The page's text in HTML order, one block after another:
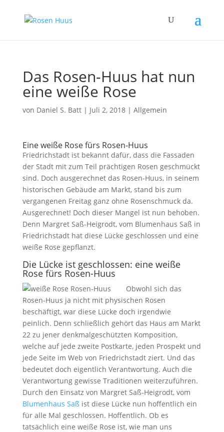
Das Rosen-Huus hat nun
eine weiße Rose
von Daniel S. Batt| Juli 2, 2018| Allgemein
Eine weiße Rose fürs Rosen-Huus
Friedrichstadt ist bekannt dafür, dass die Fassaden
der Stadt mit zum Teil prächtigen Rosen geschmückt
sind. Doch ausgerechnet das Rosen-Huus, in seinem
historischen Gebäude am Markt, stand bis zum
vergangenen Freitag ganz ohne Rosenschmuck da.
Ausgerechnet! Doch dieser Mangel ist nun behoben.
Denn Margret Saß-Heigrodt, vom Blumenhaus Saß in
Friedrichstadt hat diese Lücke geschlossen und eine
weiße Rose gepflanzt.
Die Lücke ist geschlossen: eine weiße
Rose fürs Rosen-Huus
Obwohl sich das
Rosen-Huus ja nicht mit physischen Rosen
beschäftigt, war diese Lücke doch irgendwie
peinlich. Denn schließlich gehört das Haus am Markt
22 zu jener denkmalgeschützten Komposition,
welche auf jede zweite Postkarte, jeden Prospekt und
jede Seite im Web von Friedrichstadt ziert. Und das
bedeutet doch eigentlich Verantwortung. Auch die
Verantwortung gewisse Traditionen weiterzuführen.
Durch den Einsatz von Margret Saß-Heigrodt, vom
Blumenhaus Saß ist diese Lücke nun hoffentlich ein
für alle Mal geschlossen. Hoffentlich. Ob es
tatsächlich eine weiße Rose ist, wie man uns